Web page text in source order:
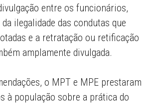
entre os funcionários,
ilegalidade das condutas que
e a retratação ou retificação
amplamente divulgada.
o MPT e MPE prestaram
à população sobre a prática do